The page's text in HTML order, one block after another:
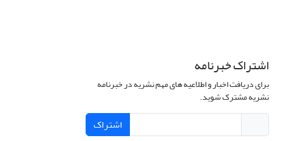
اشتراک خبرنامه
برای دریافت اخبار و اطلاعیه های مهم نشریه در خبرنامه
نشریه مشترک شوید.
اشتراک